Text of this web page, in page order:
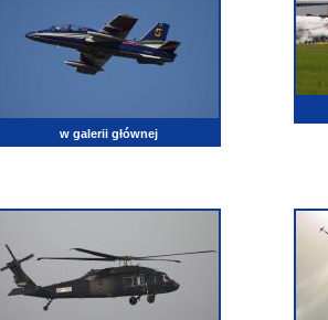
w galerii głównej